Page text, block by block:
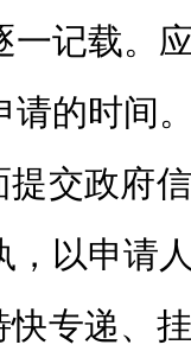
一记载。
请的时间
提交政府
，以申请
快专递、